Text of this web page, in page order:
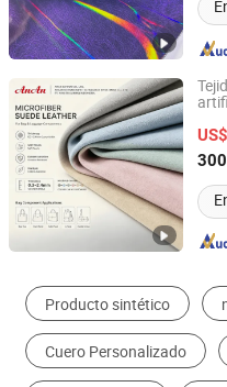
ANAN (CHINA) CO., LTD
Fujian, China
Cuero Sintético
Zapatillas de moda para hombres